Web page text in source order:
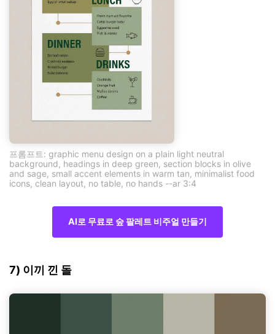
프롬프트: graphic menu design on a plain light neutral
background, headings in deep green, section blocks in olive
and sage, small accent elements in warm tan, minimalist food
icons, clean layout, no table, no hands --ar 3:4
AI로 무료로 숲 팔레트 비주얼 만들기
7) 이끼 낀 돌